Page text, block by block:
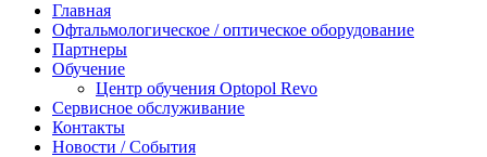
Главная
Офтальмологическое / оптическое оборудование
Партнеры
Обучение
Центр обучения Оptopol Revo
Сервисное обслуживание
Контакты
Новости / События